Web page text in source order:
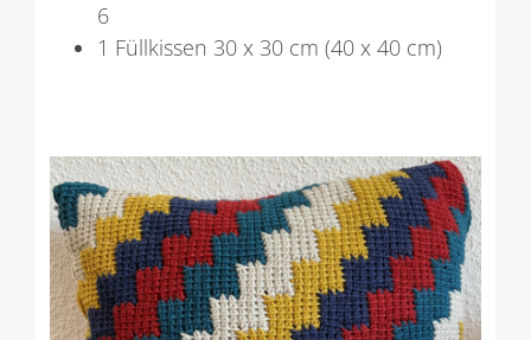
6
1 Füllkissen 30 x 30 cm (40 x 40 cm)